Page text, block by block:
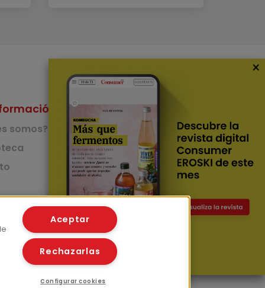
somos?
Nuestras Apps
App de recetas
App del Camino de
Santiago
×
Aceptar
Rechazarlas
Configurar cookies